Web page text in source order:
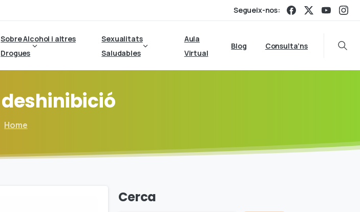
Segueix-nos:
Sobre Alcohol i altres
Drogues
Sexualitats
Saludables
Aula
Virtual
Blog Consulta’ns
deshinibició
Home
Cerca